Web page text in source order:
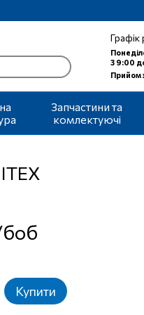
З 9:00
Прийом
Запчастини та
комлектуючі
Купити